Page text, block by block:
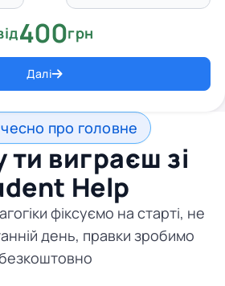
400грн
Далі
чесно про головне
виграєш зі
Help
фіксуємо на старті, не
день, правки зробимо